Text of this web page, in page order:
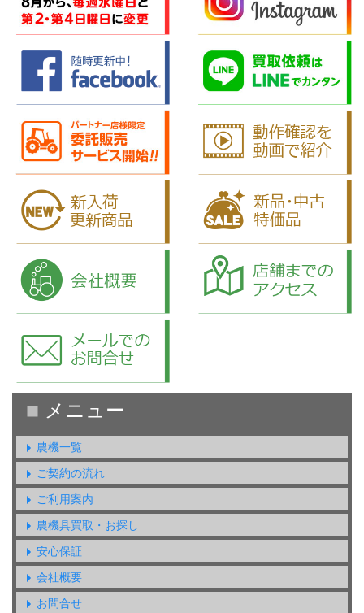
農機一覧
ご契約の流れ
ご利用案内
農機具買取・お探し
安心保証
会社概要
お問合せ